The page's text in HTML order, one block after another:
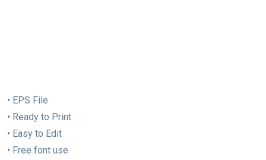
• EPS File
• Ready to Print
• Easy to Edit
• Free font use